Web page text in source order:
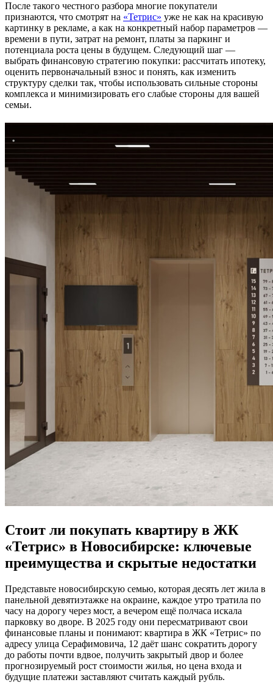
После такого честного разбора многие покупатели
признаются, что смотрят на «Тетрис» уже не как на красивую
картинку в рекламе, а как на конкретный набор параметров —
времени в пути, затрат на ремонт, платы за паркинг и
потенциала роста цены в будущем. Следующий шаг —
выбрать финансовую стратегию покупки: рассчитать ипотеку,
оценить первоначальный взнос и понять, как изменить
структуру сделки так, чтобы использовать сильные стороны
комплекса и минимизировать его слабые стороны для вашей
семьи.
Стоит ли покупать квартиру в ЖК
«Тетрис» в Новосибирске: ключевые
преимущества и скрытые недостатки
Представьте новосибирскую семью, которая десять лет жила в
панельной девятиэтажке на окраине, каждое утро тратила по
часу на дорогу через мост, а вечером ещё полчаса искала
парковку во дворе. В 2025 году они пересматривают свои
финансовые планы и понимают: квартира в ЖК «Тетрис» по
адресу улица Серафимовича, 12 даёт шанс сократить дорогу
до работы почти вдвое, получить закрытый двор и более
прогнозируемый рост стоимости жилья, но цена входа и
будущие платежи заставляют считать каждый рубль.